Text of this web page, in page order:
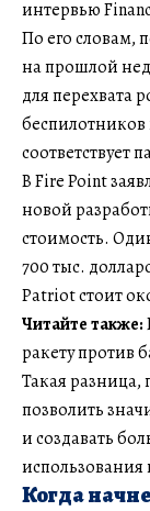
интервью
По его словам,
на прошлой
для перехвата
беспилотников
соответствует
В Fire Point
новой
стоимость.
700 тыс.
Patriot стоит
Читайте также:
ракету против
Такая разница,
позволить
и создавать
использования
Когда